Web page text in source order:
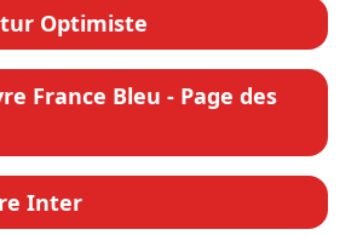
Optimiste
France Bleu - Page des
Inter